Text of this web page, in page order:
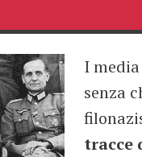
I
senza
tracce